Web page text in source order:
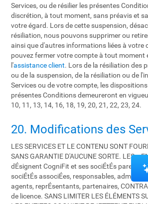
Services, ou de résilier les présentes
discrétion, à tout moment, sans préavis et
votre égard. Lors de cette suspension,
résiliation, nous pouvons supprimer ou
ainsi que d'autres informations liées à votre
pouvez fermer votre compte à tout moment
l'assistance client. Lors de la résiliation des
ou de la suspension, de la résiliation ou de
Services ou de votre compte, les
présentes Conditions demeureront en
10, 11, 13, 14, 16, 18, 19, 20, 21, 22, 23, 24.
20. Modifications des
LES SERVICES ET LE CONTENU SONT
SANS GARANTIE D'AUCUNE SORTE. LES «
dÉsignent CogniFit et ses sociÉtÉs
sociÉtÉs associÉes, responsables,
agents, reprÉsentants, partenaires,
de licence. SANS LIMITER LES ÉLÉMENTS